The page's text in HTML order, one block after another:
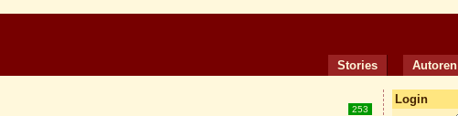
Stories Autoren
253
Login